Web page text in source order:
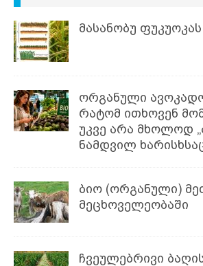
მასანობუ
ორგანული
რატომ ითხოვენ
უკვე არა მხოლოდ
ნამდვილ
ბიო (ორგანული)
მეცხოველეობაში
ჩვეულებრივი